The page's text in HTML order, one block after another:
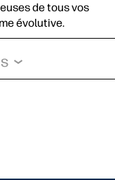
de tous vos
évolutive.